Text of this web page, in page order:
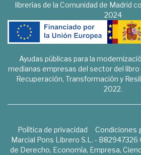
librerías de la Comunidad de Madrid
2024
Ayudas públicas para la
medianas empresas del sector del libro
Recuperación, Transformación y
2022.
Política de privacidad Condiciones
Marcial Pons Librero S.L. -
de Derecho, Economía, Empresa,